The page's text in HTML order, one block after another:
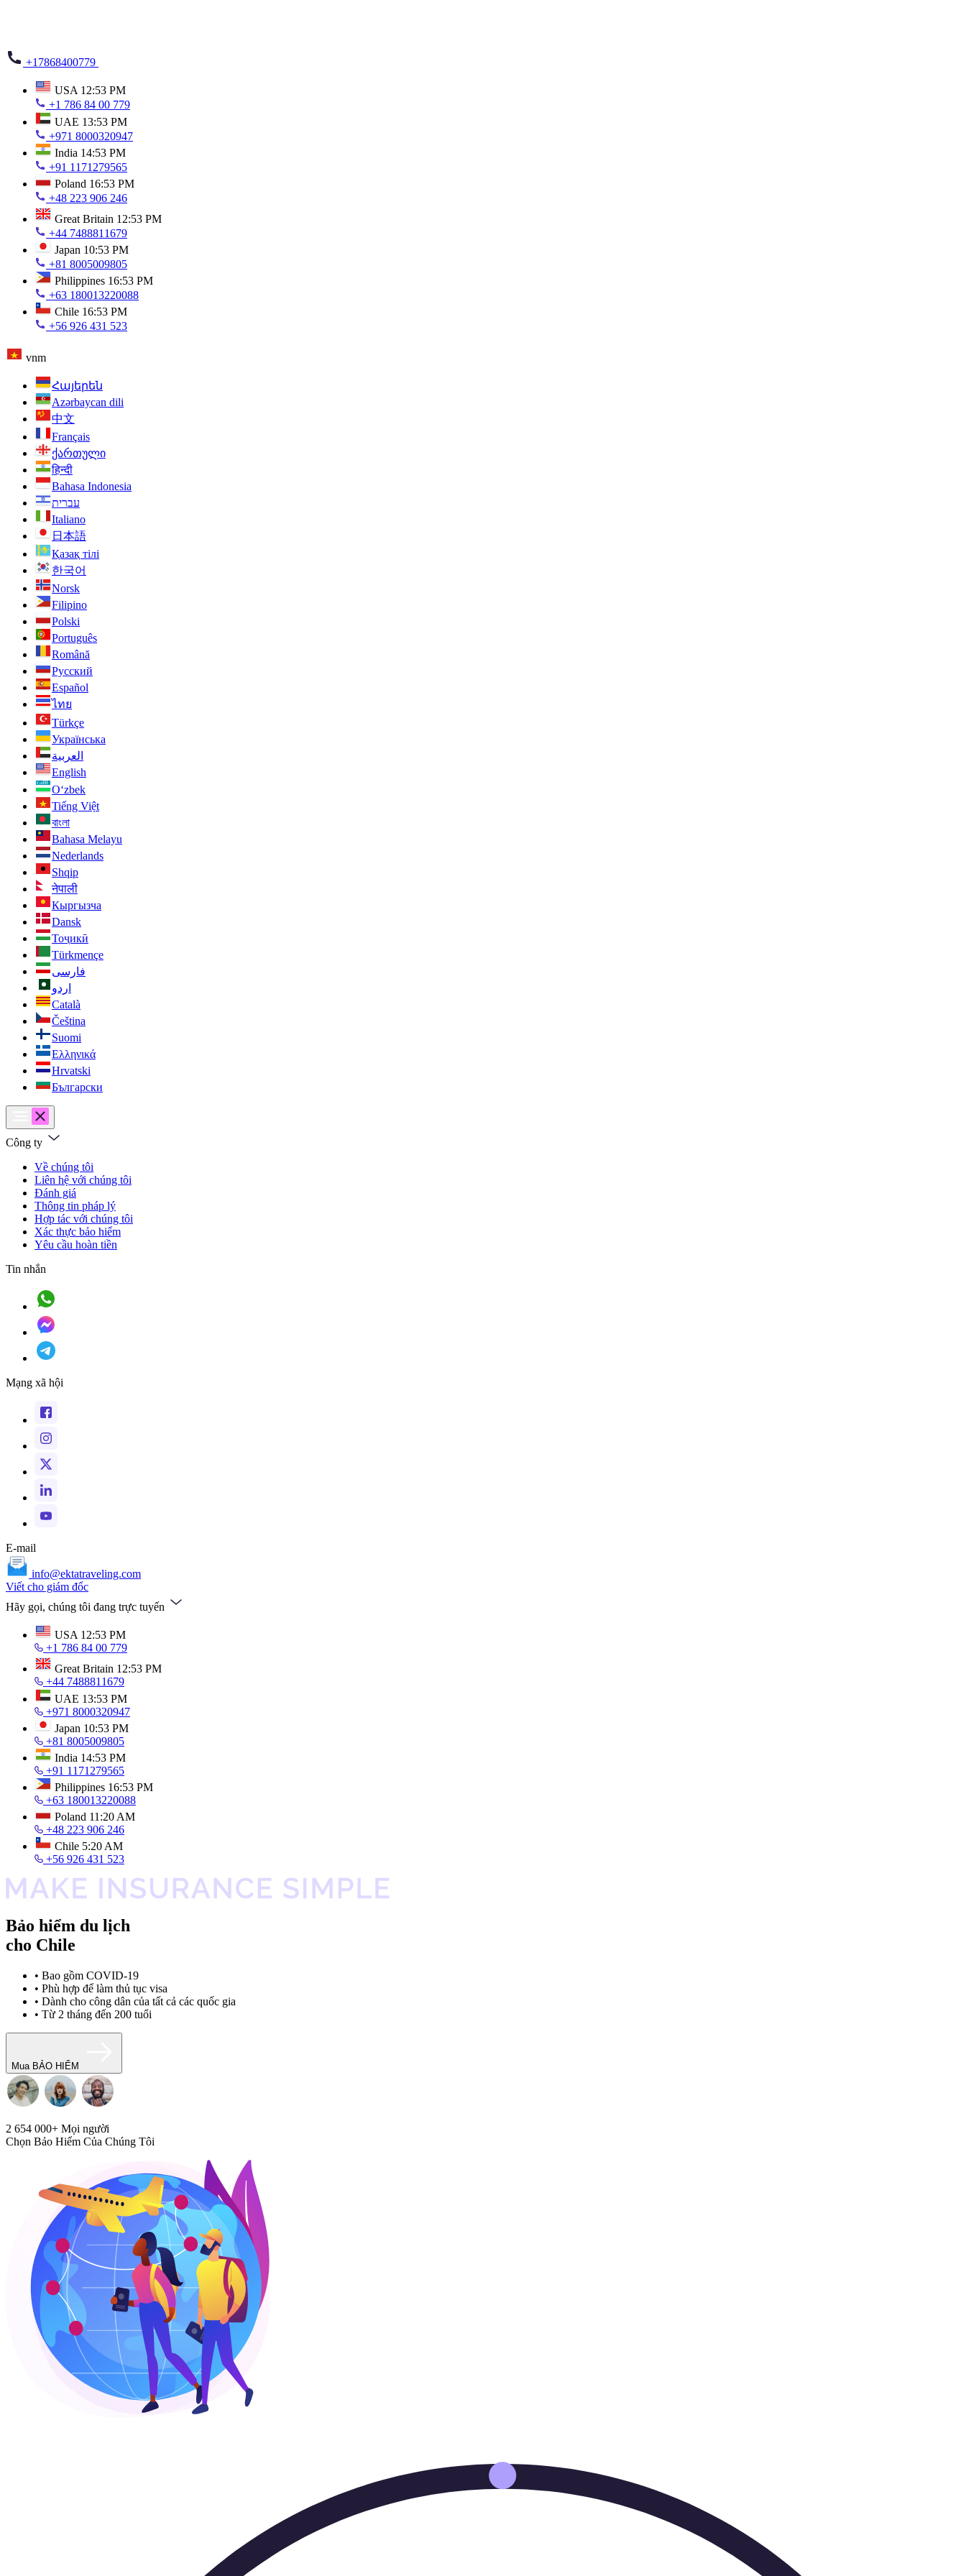
+17868400779
USA 12:53 PM
+1 786 84 00 779
UAE 13:53 PM
+971 8000320947
India 14:53 PM
+91 1171279565
Poland 16:53 PM
+48 223 906 246
Great Britain 12:53 PM
+44 7488811679
Japan 10:53 PM
+81 8005009805
Philippines 16:53 PM
+63 180013220088
Chile 16:53 PM
+56 926 431 523
vnm
Հայերեն
Azərbaycan dili
中文
Français
ქართული
हिन्दी
Bahasa Indonesia
עברית
Italiano
日本語
Қазақ тілі
한국어
Norsk
Filipino
Polski
Português
Română
Русский
Español
ไทย
Türkçe
Українська
العربية
English
O‘zbek
Tiếng Việt
বাংলা
Bahasa Melayu
Nederlands
Shqip
नेपाली
Кыргызча
Dansk
Тоҷикӣ
Türkmençe
فارسی
اردو
Català
Čeština
Suomi
Ελληνικά
Hrvatski
Български
Công ty
Về chúng tôi
Liên hệ với chúng tôi
Đánh giá
Thông tin pháp lý
Hợp tác với chúng tôi
Xác thực bảo hiểm
Yêu cầu hoàn tiền
Tin nhắn
Mạng xã hội
E-mail
info@ektatraveling.com
Viết cho giám đốc
Hãy gọi, chúng tôi đang trực tuyến
USA 12:53 PM
+1 786 84 00 779
Great Britain 12:53 PM
+44 7488811679
UAE 13:53 PM
+971 8000320947
Japan 10:53 PM
+81 8005009805
India 14:53 PM
+91 1171279565
Philippines 16:53 PM
+63 180013220088
Poland 11:20 AM
+48 223 906 246
Chile 5:20 AM
+56 926 431 523
Bảo hiểm du lịch
cho Chile
• Bao gồm COVID-19
• Phù hợp để làm thủ tục visa
• Dành cho công dân của tất cả các quốc gia
• Từ 2 tháng đến 200 tuổi
Mua BẢO HIỂM
2 654 000+ Mọi người
Chọn Bảo Hiểm Của Chúng Tôi